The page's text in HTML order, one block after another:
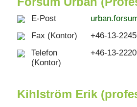
E-Post
Fax (Kontor)
+46-13-
Telefon
(Kontor)
+46-13-
Kihlström Erik